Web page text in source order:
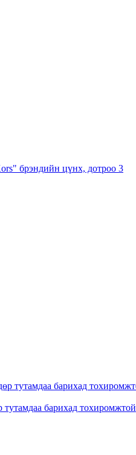
брэндийн цүнх, дотроо 3
барихад тохиромжтой